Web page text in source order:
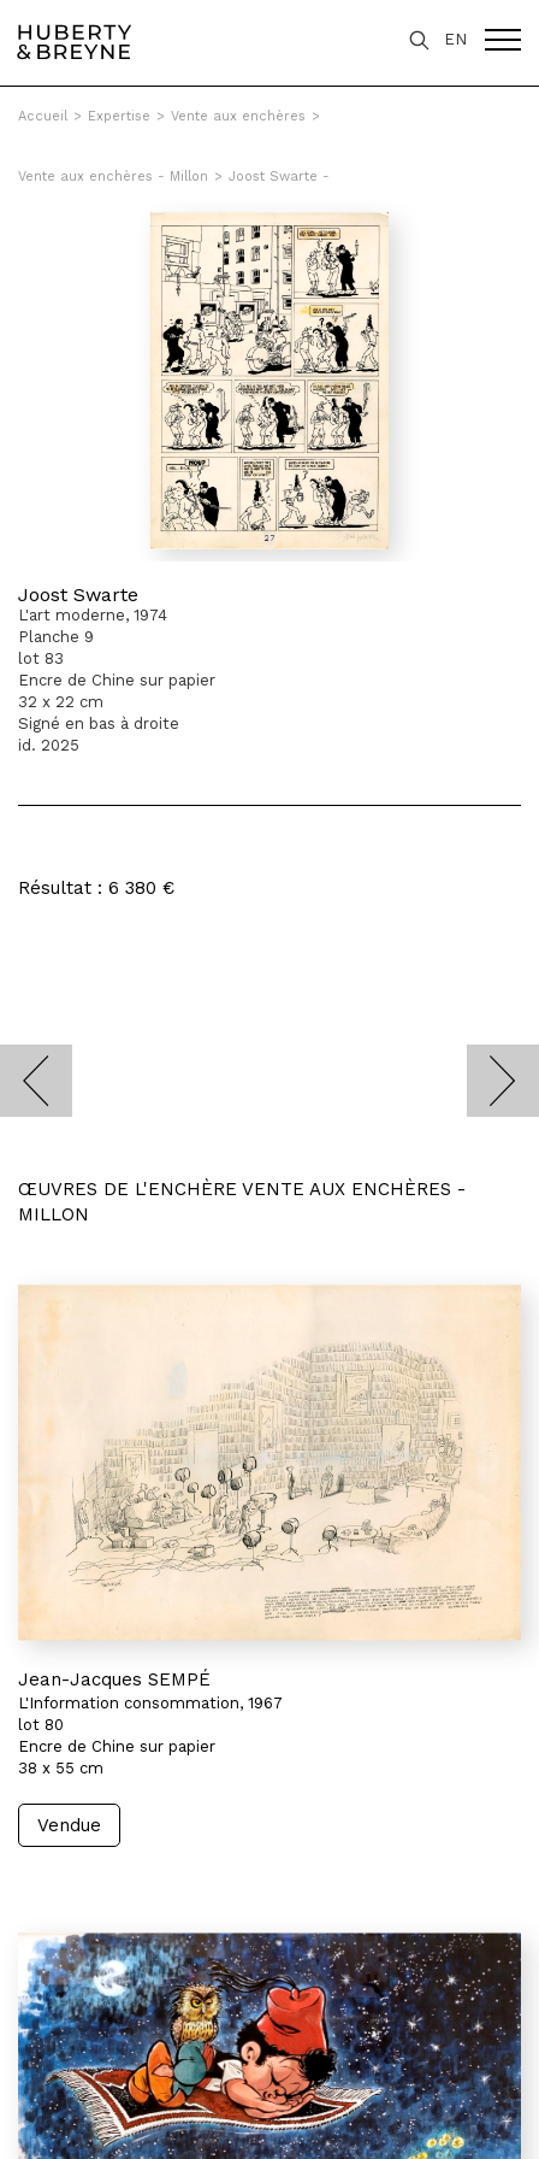
EN
Accueil > Expertise > Vente aux enchères >
Vente aux enchères - Millon > Joost Swarte -
Joost Swarte
L'art moderne, 1974
Planche 9
lot 83
Encre de Chine sur papier
32 x 22 cm
Signé en bas à droite
id. 2025
Résultat : 6 380 €
ŒUVRES DE L'ENCHÈRE VENTE AUX ENCHÈRES -
MILLON
Jean-Jacques SEMPÉ
L'Information consommation, 1967
lot 80
Encre de Chine sur papier
38 x 55 cm
Vendue